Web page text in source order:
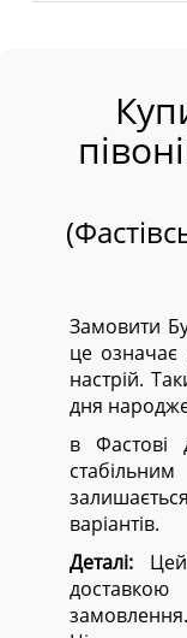
Замовити
це означає
настрій.
дня
в Фастові
варіантів.
Деталі:Цей